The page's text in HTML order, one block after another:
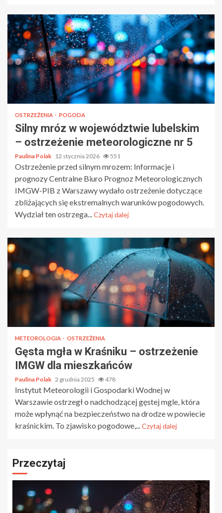
OSTRZEŻENIA POGODA
Silny mróz w województwie lubelskim
– ostrzeżenie meteorologiczne nr 5
Paulina Polak 12 stycznia 2026 551
Ostrzeżenie przed silnym mrozem: Informacje i
prognozy Centralne Biuro Prognoz Meteorologicznych
IMGW-PIB z Warszawy wydało ostrzeżenie dotyczące
zbliżających się ekstremalnych warunków pogodowych.
Wydział ten ostrzega...Czytaj dalej
METEOROLOGIA OSTRZEŻENIA
Gęsta mgła w Kraśniku – ostrzeżenie
IMGW dla mieszkańców
Paulina Polak 2 grudnia 2025 478
Instytut Meteorologii i Gospodarki Wodnej w
Warszawie ostrzegł o nadchodzącej gęstej mgle, która
może wpłynąć na bezpieczeństwo na drodze w powiecie
kraśnickim. To zjawisko pogodowe,...Czytaj dalej
Przeczytaj